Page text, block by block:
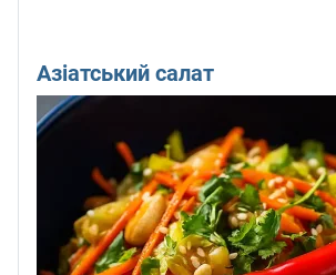
Азіатський салат